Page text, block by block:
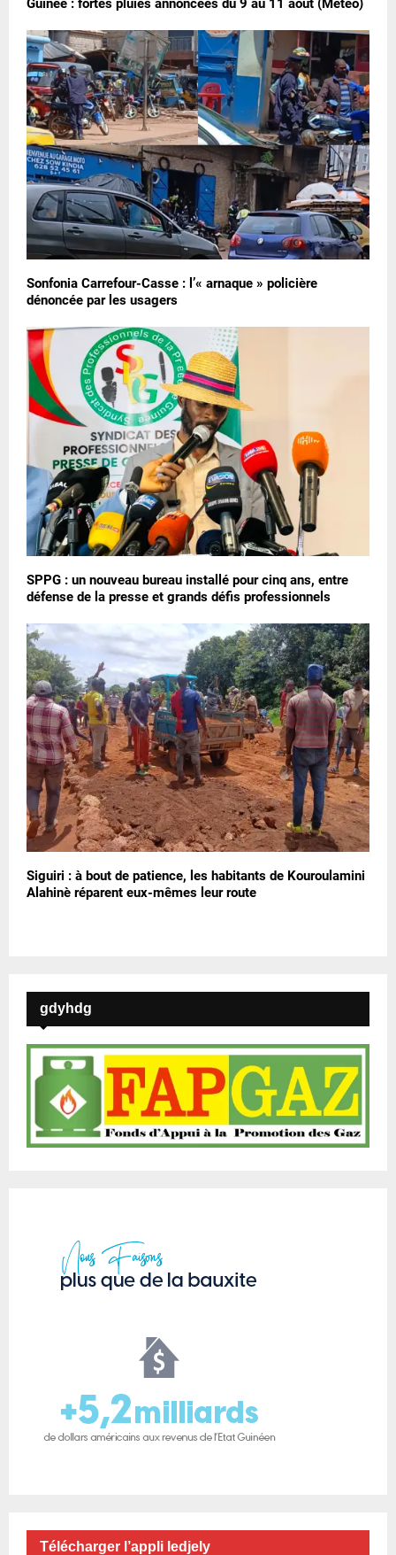
Guinée : fortes pluies annoncées du 9 au 11 août (Météo)
Sonfonia Carrefour-Casse : l’« arnaque » policière
dénoncée par les usagers
SPPG : un nouveau bureau installé pour cinq ans, entre
défense de la presse et grands défis professionnels
Siguiri : à bout de patience, les habitants de Kouroulamini
Alahinè réparent eux-mêmes leur route
gdyhdg
Télécharger l’appli ledjely